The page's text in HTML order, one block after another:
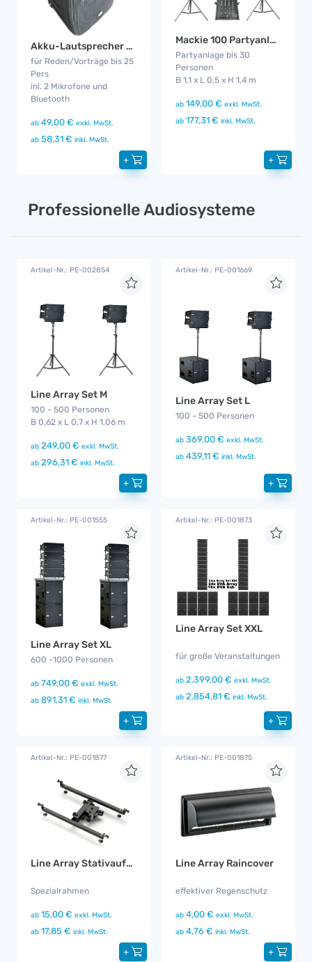
Akku-Lautsprecher 10BT2
für Reden/Vorträge bis 25
Pers
inl. 2 Mikrofone und
Bluetooth
ab 49,00 € exkl. MwSt.
ab 58,31 € inkl. MwSt.
+
Mackie 100 Partyanlage
Partyanlage bis 30
Personen
B 1,1 x L 0,5 x H 1,4 m
ab 149,00 € exkl. MwSt.
ab 177,31 € inkl. MwSt.
+
Professionelle Audiosysteme
Artikel-Nr.: PE-002854
Line Array Set M
100 - 500 Personen
B 0,62 x L 0,7 x H 1,06 m
ab 249,00 € exkl. MwSt.
ab 296,31 € inkl. MwSt.
+
Artikel-Nr.: PE-001669
Line Array Set L
100 - 500 Personen
ab 369,00 € exkl. MwSt.
ab 439,11 € inkl. MwSt.
+
Artikel-Nr.: PE-001555
Line Array Set XL
600 -1000 Personen
ab 749,00 € exkl. MwSt.
ab 891,31 € inkl. MwSt.
+
Artikel-Nr.: PE-001873
Line Array Set XXL
für große Veranstaltungen
ab 2.399,00 € exkl. MwSt.
ab 2.854,81 € inkl. MwSt.
+
Artikel-Nr.: PE-001877
Line Array Stativaufnahme
Spezialrahmen
ab 15,00 € exkl. MwSt.
ab 17,85 € inkl. MwSt.
+
Artikel-Nr.: PE-001875
Line Array Raincover
effektiver Regenschutz
ab 4,00 € exkl. MwSt.
ab 4,76 € inkl. MwSt.
+